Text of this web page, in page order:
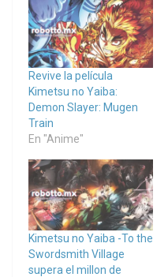
Revive la película
Kimetsu no Yaiba:
Demon Slayer: Mugen
Train
En "Anime"
Kimetsu no Yaiba -To the
Swordsmith Village
supera el millon de